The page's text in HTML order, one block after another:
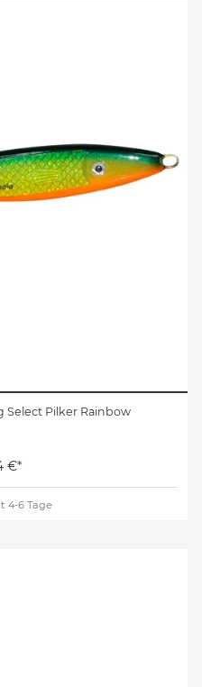
Select Pilker Rainbow
€*
4-6 Tage